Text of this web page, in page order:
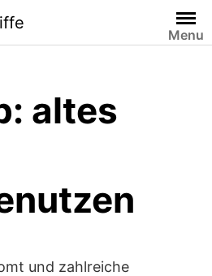
Menu
altes
und zahlreiche